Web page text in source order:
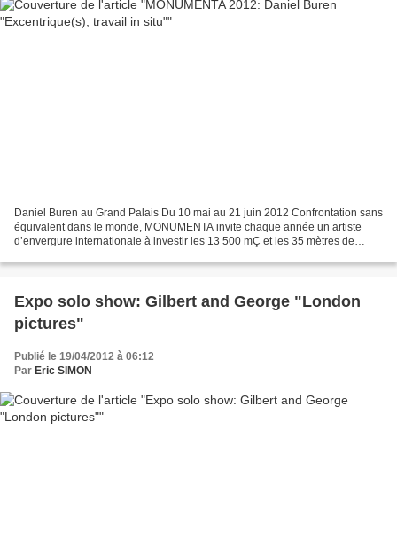
Daniel Buren au Grand Palais Du 10 mai au 21 juin 2012 Confrontation sans
équivalent dans le monde, MONUMENTA invite chaque année un artiste
d’envergure internationale à investir les 13 500 mÇ et les 35 mètres de
Expo solo show: Gilbert and George "London
pictures"
Publié le 19/04/2012 à 06:12
Par Eric SIMON